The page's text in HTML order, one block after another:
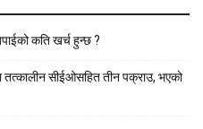
कति खर्च हुन्छ ?
तत्कालीन सीईओसहित तीन पक्राउ, भएकाे